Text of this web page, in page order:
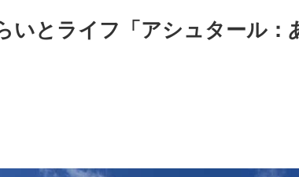
いとライフ「アシュタール：